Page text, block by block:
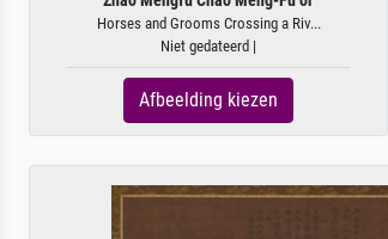
Horses and Grooms Crossing a Riv...
Niet gedateerd |
Afbeelding kiezen